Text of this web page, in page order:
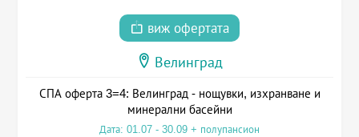
виж офертата
Велинград
СПА оферта 3=4: Велинград - нощувки, изхранване и
минерални басейни
Дата: 01.07 - 30.09 + полупансион